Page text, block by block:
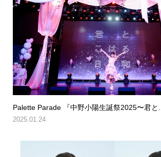
Palette Parade 『中野小陽生誕祭2025〜君と...
2025.01.24